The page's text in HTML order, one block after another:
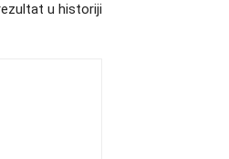
u historiji